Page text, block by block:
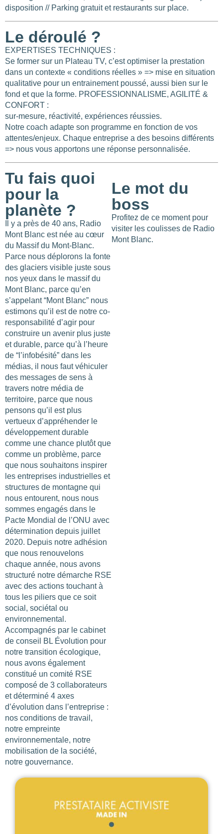
disposition // Parking gratuit et restaurants sur place.
Le déroulé ?
EXPERTISES TECHNIQUES :
Se former sur un Plateau TV, c’est optimiser la prestation
dans un contexte « conditions réelles » => mise en situation
qualitative pour un entrainement poussé, aussi bien sur le
fond et que la forme. PROFESSIONNALISME, AGILITÉ &
CONFORT :
sur-mesure, réactivité, expériences réussies.
Notre coach adapte son programme en fonction de vos
attentes/enjeux. Chaque entreprise a des besoins différents
=> nous vous apportons une réponse personnalisée.
Tu fais quoi
pour la
planète ?
Il y a près de 40 ans, Radio
Mont Blanc est née au cœur
du Massif du Mont-Blanc.
Parce nous déplorons la fonte
des glaciers visible juste sous
nos yeux dans le massif du
Mont Blanc, parce qu’en
s’appelant “Mont Blanc” nous
estimons qu’il est de notre co-
responsabilité d’agir pour
construire un avenir plus juste
et durable, parce qu’à l’heure
de “l’infobésité” dans les
médias, il nous faut véhiculer
des messages de sens à
travers notre média de
territoire, parce que nous
pensons qu’il est plus
vertueux d’appréhender le
développement durable
comme une chance plutôt que
comme un problème, parce
que nous souhaitons inspirer
les entreprises industrielles et
structures de montagne qui
nous entourent, nous nous
sommes engagés dans le
Pacte Mondial de l’ONU avec
détermination depuis juillet
2020. Depuis notre adhésion
que nous renouvelons
chaque année, nous avons
structuré notre démarche RSE
avec des actions touchant à
tous les piliers que ce soit
social, sociétal ou
environnemental.
Accompagnés par le cabinet
de conseil BL Évolution pour
notre transition écologique,
nous avons également
constitué un comité RSE
composé de 3 collaborateurs
et déterminé 4 axes
d’évolution dans l’entreprise :
nos conditions de travail,
notre empreinte
environnementale, notre
mobilisation de la société,
notre gouvernance.
Le mot du
boss
Profitez de ce moment pour
visiter les coulisses de Radio
Mont Blanc.
Lesfiltres
BUDGET PAR PERSONNE
768
NOTE
NOMBRE DE PERSONNES
0—15001
OUVERTURE
Choisir
BUDGET DE LA PRESTATION
8000